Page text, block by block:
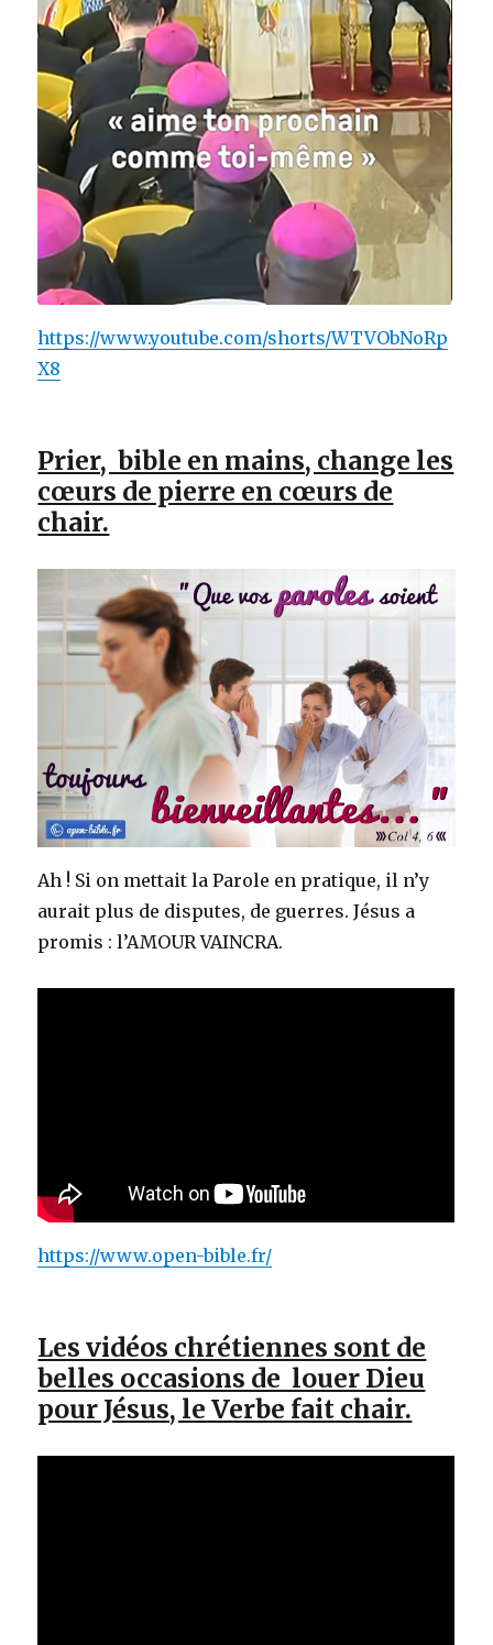
https://www.youtube.com/shorts/WTVObNoRp
X8
Prier, bible en mains, change les
cœurs de pierre en cœurs de
chair.
Ah ! Si on mettait la Parole en pratique, il n’y
aurait plus de disputes, de guerres. Jésus a
promis : l’AMOUR VAINCRA.
https://www.open-bible.fr/
Les vidéos chrétiennes sont de
belles occasions de louer Dieu
pour Jésus, le Verbe fait chair.